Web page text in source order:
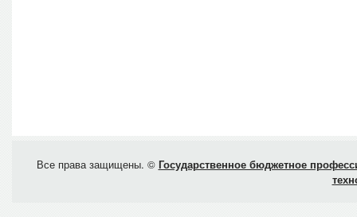
Все права защищены. © Государственное бюджетное